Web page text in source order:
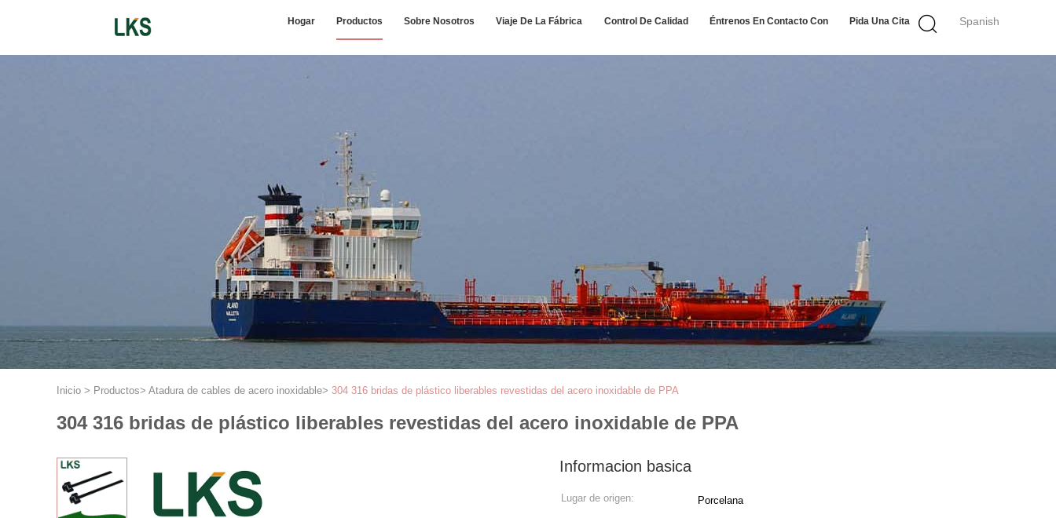
Spanish
Hogar Productos Sobre Nosotros Viaje De La Fábrica Control De Calidad Éntrenos En Contacto Con Pida Una Cita
Inicio > Productos> Atadura de cables de acero inoxidable> 304 316 bridas de plástico liberables revestidas del acero inoxidable de PPA
304 316 bridas de plástico liberables revestidas del acero inoxidable de PPA
Informacion basica
Lugar de origen: Porcelana